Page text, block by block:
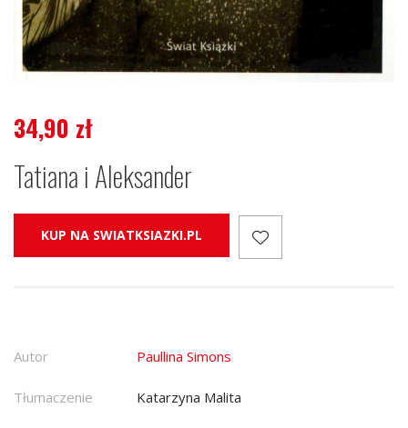
34,90 zł
Tatiana i Aleksander
KUP NA SWIATKSIAZKI.PL
Autor Paullina Simons
Tłumaczenie Katarzyna Malita